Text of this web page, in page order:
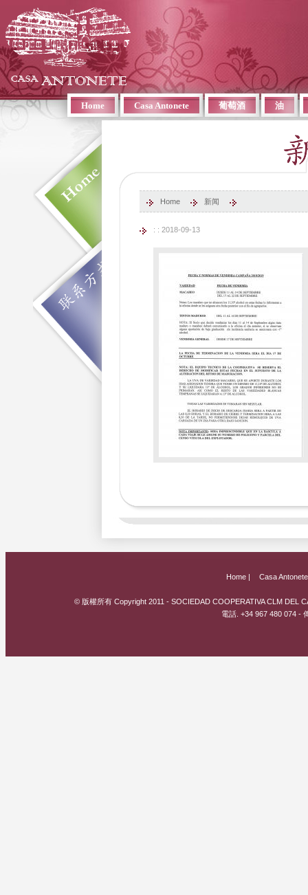
Home Casa Antonete 葡萄酒 油
Home 新闻
: : 2018-09-13
Home | Casa
© 版權所有 Copyright 2011 - SOCIEDAD COOPERATIVA CLM DEL
電話. +34 967 480 074 -